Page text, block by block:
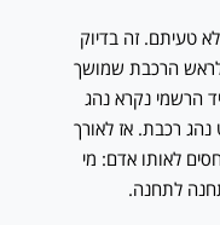
טעיתם. זה בדיוק
הרכבת שמושך
הרשמי נקרא נהג
רכבת. אז לאורך
לאותו אדם: מי
לתחנה.